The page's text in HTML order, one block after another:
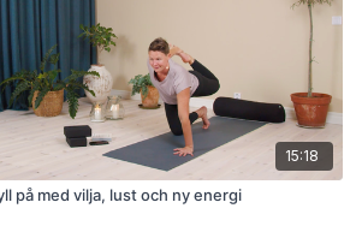
15:18
på med vilja, lust och ny energi